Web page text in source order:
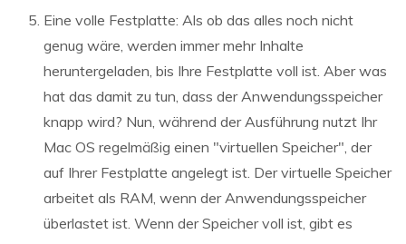
Eine volle Festplatte: Als ob das alles noch nicht
genug wäre, werden immer mehr Inhalte
heruntergeladen, bis Ihre Festplatte voll ist. Aber was
hat das damit zu tun, dass der Anwendungsspeicher
knapp wird? Nun, während der Ausführung nutzt Ihr
Mac OS regelmäßig einen "virtuellen Speicher", der
auf Ihrer Festplatte angelegt ist. Der virtuelle Speicher
arbeitet als RAM, wenn der Anwendungsspeicher
überlastet ist. Wenn der Speicher voll ist, gibt es